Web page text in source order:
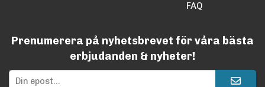
FAQ
Prenumerera på nyhetsbrevet för våra bästa
erbjudanden & nyheter!